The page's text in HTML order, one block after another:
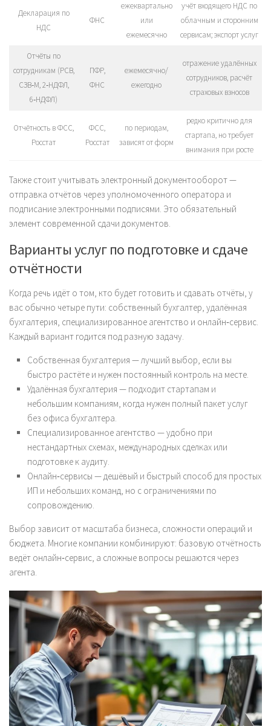
Декларация по
НДС
ФНС
ежеквартально
или
ежемесячно
учёт входящего НДС по
облачным и сторонним
сервисам; экспорт услуг
Отчёты по
сотрудникам (РСВ,
СЗВ‑М, 2‑НДФЛ,
6‑НДФЛ)
ПФР,
ФНС
ежемесячно/
ежегодно
отражение удалённых
сотрудников, расчёт
страховых взносов
Отчётность в ФСС,
Росстат
ФСС,
Росстат
по периодам,
зависят от форм
редко критично для
стартапа, но требует
внимания при росте
Также стоит учитывать электронный документооборот —
отправка отчётов через уполномоченного оператора и
подписание электронными подписями. Это обязательный
элемент современной сдачи документов.
Варианты услуг по подготовке и сдаче
отчётности
Когда речь идёт о том, кто будет готовить и сдавать отчёты, у
вас обычно четыре пути: собственный бухгалтер, удалённая
бухгалтерия, специализированное агентство и онлайн‑сервис.
Каждый вариант годится под разную задачу.
Собственная бухгалтерия — лучший выбор, если вы
быстро растёте и нужен постоянный контроль на месте.
Удалённая бухгалтерия — подходит стартапам и
небольшим компаниям, когда нужен полный пакет услуг
без офиса бухгалтера.
Специализированное агентство — удобно при
нестандартных схемах, международных сделках или
подготовке к аудиту.
Онлайн‑сервисы — дешёвый и быстрый способ для простых
ИП и небольших команд, но с ограничениями по
сопровождению.
Выбор зависит от масштаба бизнеса, сложности операций и
бюджета. Многие компании комбинируют: базовую отчётность
ведёт онлайн‑сервис, а сложные вопросы решаются через
агента.